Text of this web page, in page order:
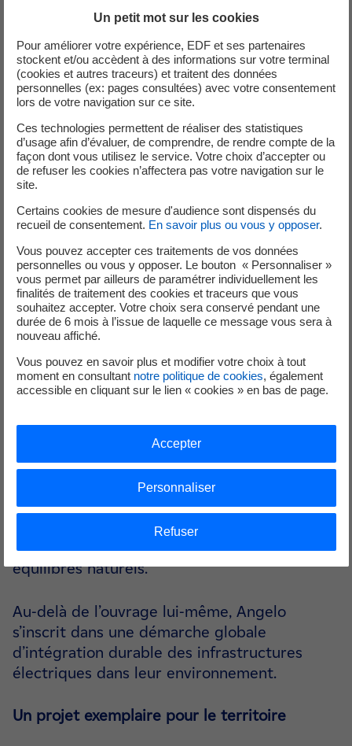
Un chantier pensé dès l’amont
Le projet Angelo porte sur l’enfouissement
d’une ligne électrique stratégique. Dès les
phases préparatoires, les équipes d’EDF
Corse ont intégré les contraintes
environnementales afin de limiter l’impact du
chantier sur les milieux traversés.
Une attention particulière a notamment été
portée à la protection de la
d’Hermann, espèce emblématique et
protégée de la faune locale. Les périodes
d’intervention, les méthodes de terrassement
et les zones de circulation ont été adaptées
pour préserver cette espèce et son habitat.
Coopération et expertise de terrain
Ce chantier repose sur une coordination
étroite entre les équipes techniques, les
partenaires environnementaux et les acteurs
locaux. Cette collaboration a permis de
mettre en œuvre des solutions concrètes,
conciliant exigences réglementaires,
contraintes opérationnelles et respect des
équilibres naturels.
Au-delà de l’ouvrage lui-même, Angelo
s’inscrit dans une démarche globale
d’intégration durable des infrastructures
électriques dans leur environnement.
Un projet exemplaire pour le territoire
Un petit mot sur les cookies
Pour améliorer votre expérience, EDF et ses partenaires
stockent et/ou accèdent à des informations sur votre terminal
(cookies et autres traceurs) et traitent des données
personnelles (ex: pages consultées) avec votre consentement
lors de votre navigation sur ce site.
Ces technologies permettent de réaliser des statistiques
d’usage afin d’évaluer, de comprendre, de rendre compte de la
façon dont vous utilisez le service. Votre choix d’accepter ou
de refuser les cookies n’affectera pas votre navigation sur le
site.
Certains cookies de mesure d'audience sont dispensés du
recueil de consentement. En savoir plus ou vous y opposer.
Vous pouvez accepter ces traitements de vos données
personnelles ou vous y opposer. Le bouton « Personnaliser »
vous permet par ailleurs de paramétrer individuellement les
finalités de traitement des cookies et traceurs que vous
souhaitez accepter. Votre choix sera conservé pendant une
durée de 6 mois à l’issue de laquelle ce message vous sera à
nouveau affiché.
Vous pouvez en savoir plus et modifier votre choix à tout
moment en consultant notre politique de cookies, également
accessible en cliquant sur le lien « cookies » en bas de page.
Refuser
Personnaliser
Accepter